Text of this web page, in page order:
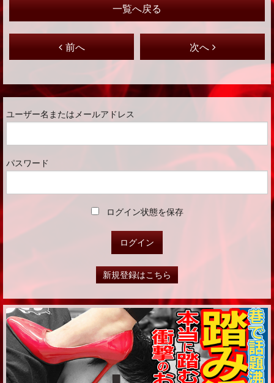
前へ
一覧へ戻る
次へ
ユーザー名またはメールアドレス
パスワード
ログイン状態を保存
新規登録はこちら